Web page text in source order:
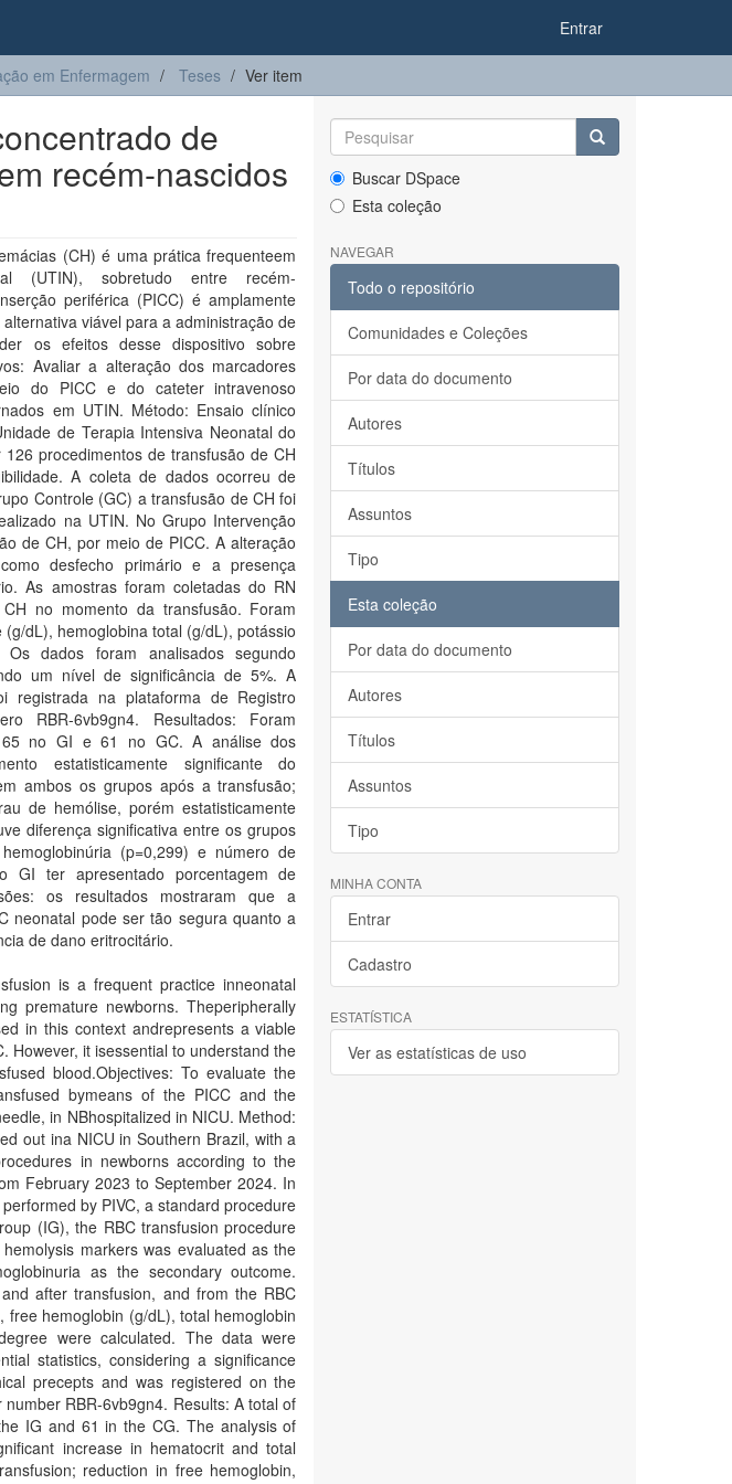
Entrar
em Enfermagem Teses Ver item
de
recém-nascidos
(CH) é uma prática frequenteem
(UTIN), sobretudo entre recém-
periférica (PICC) é amplamente
viável para a administração de
os efeitos desse dispositivo sobre
Avaliar a alteração dos marcadores
do PICC e do cateter intravenoso
em UTIN. Método: Ensaio clínico
de Terapia Intensiva Neonatal do
procedimentos de transfusão de CH
A coleta de dados ocorreu de
Controle (GC) a transfusão de CH foi
na UTIN. No Grupo Intervenção
de CH, por meio de PICC. A alteração
desfecho primário e a presença
As amostras foram coletadas do RN
no momento da transfusão. Foram
dL), hemoglobina total (g/dL), potássio
dados foram analisados segundo
um nível de significância de 5%. A
registrada na plataforma de Registro
RBR-6vb9gn4. Resultados: Foram
65 no GI e 61 no GC. A análise dos
estatisticamente significante do
ambos os grupos após a transfusão;
de hemólise, porém estatisticamente
diferença significativa entre os grupos
(p=0,299) e número de
GI ter apresentado porcentagem de
os resultados mostraram que a
neonatal pode ser tão segura quanto a
de dano eritrocitário.
is a frequent practice inneonatal
premature newborns. Theperipherally
in this context andrepresents a viable
However, it isessential to understand the
blood.Objectives: To evaluate the
bymeans of the PICC and the
in NBhospitalized in NICU. Method:
out ina NICU in Southern Brazil, with a
in newborns according to the
February 2023 to September 2024. In
by PIVC, a standard procedure
(IG), the RBC transfusion procedure
markers was evaluated as the
as the secondary outcome.
after transfusion, and from the RBC
hemoglobin (g/dL), total hemoglobin
were calculated. The data were
statistics, considering a significance
precepts and was registered on the
RBR-6vb9gn4. Results: A total of
IG and 61 in the CG. The analysis of
increase in hematocrit and total
reduction in free hemoglobin,
Buscar DSpace
Esta coleção
NAVEGAR
Todo o repositório
Comunidades e Coleções
Por data do documento
Autores
Títulos
Assuntos
Tipo
Esta coleção
Por data do documento
Autores
Títulos
Assuntos
Tipo
MINHA CONTA
Entrar
Cadastro
ESTATÍSTICA
Ver as estatísticas de uso